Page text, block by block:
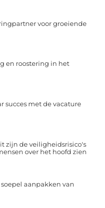
voor groeiende
en roostering in het
succes met de vacature
zijn de veiligheidsrisico's
over het hoofd zien
aanpakken van